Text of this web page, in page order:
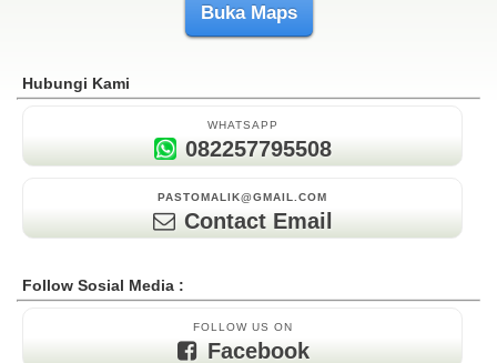
Buka Maps
Hubungi Kami
WHATSAPP
082257795508
PASTOMALIK@GMAIL.COM
Contact Email
Follow Sosial Media :
FOLLOW US ON
Facebook